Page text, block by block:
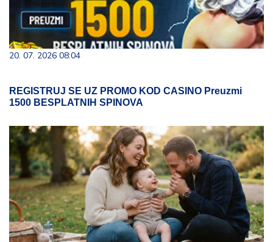
20. 07. 2026 08:04
REGISTRUJ SE UZ PROMO KOD CASINO Preuzmi
1500 BESPLATNIH SPINOVA